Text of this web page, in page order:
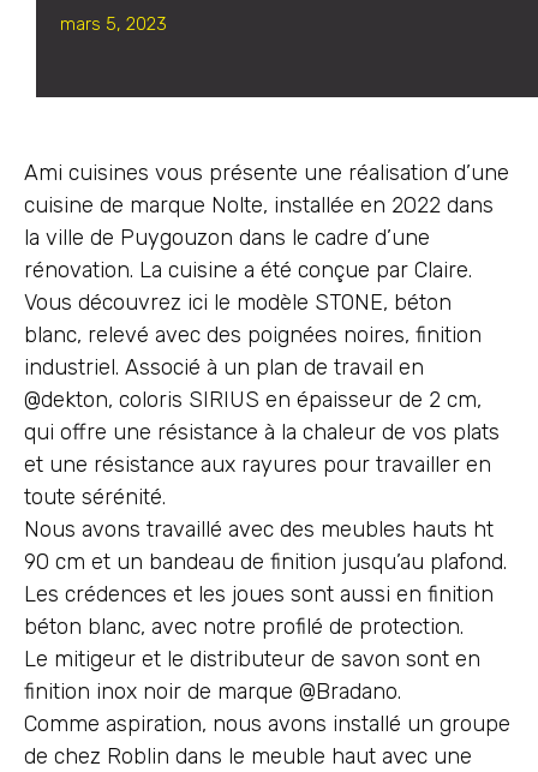
mars 5, 2023
Ami cuisines vous présente une réalisation d’une
cuisine de marque Nolte, installée en 2022 dans
la ville de Puygouzon dans le cadre d’une
rénovation. La cuisine a été conçue par Claire.
Vous découvrez ici le modèle STONE, béton
blanc, relevé avec des poignées noires, finition
industriel. Associé à un plan de travail en
@dekton, coloris SIRIUS en épaisseur de 2 cm,
qui offre une résistance à la chaleur de vos plats
et une résistance aux rayures pour travailler en
toute sérénité.
Nous avons travaillé avec des meubles hauts ht
90 cm et un bandeau de finition jusqu’au plafond.
Les crédences et les joues sont aussi en finition
béton blanc, avec notre profilé de protection.
Le mitigeur et le distributeur de savon sont en
finition inox noir de marque @Bradano.
Comme aspiration, nous avons installé un groupe
de chez Roblin dans le meuble haut avec une